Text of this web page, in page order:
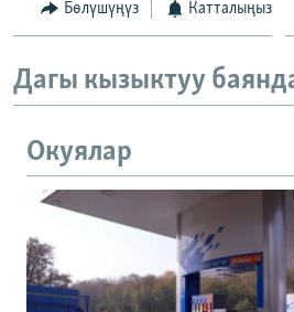
Бөлүшүңүз Катталыңыз
Дагы кызыктуу
Окуялар